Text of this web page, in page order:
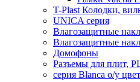
T-Plast Колодки,
UNICA серия
Влагозащитные
Влагозащитные
Домофоны
Разъемы для плит,
серия Blanca о/у